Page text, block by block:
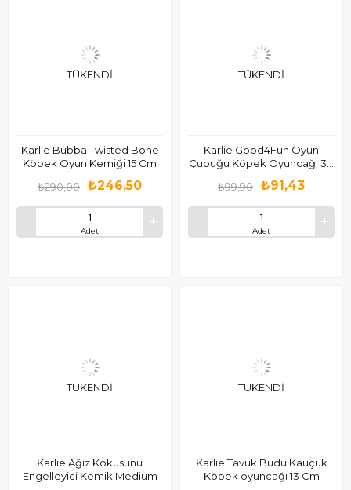
TÜKENDI
Karlie Bubba Twisted Bone
Köpek Oyun Kemiği 15 Cm
Adet
₺246,50
₺290,00
TÜKENDI
Karlie Good4Fun Oyun
Çubuğu Köpek Oyuncağı 30
Adet
₺91,43
₺99,90
TÜKENDI
Karlie Ağız Kokusunu
Engelleyici Kemik Medium
TÜKENDI
Karlie Tavuk Budu Kauçuk
Köpek oyuncağı 13 Cm